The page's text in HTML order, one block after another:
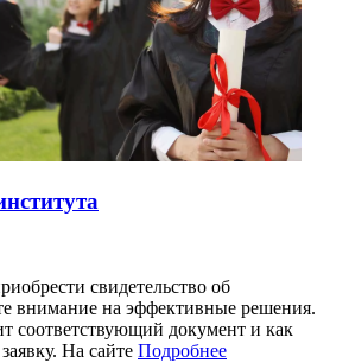
свидетельство об
внимание на эффективные решения.
соответствующий документ и как
На сайте Подробнее